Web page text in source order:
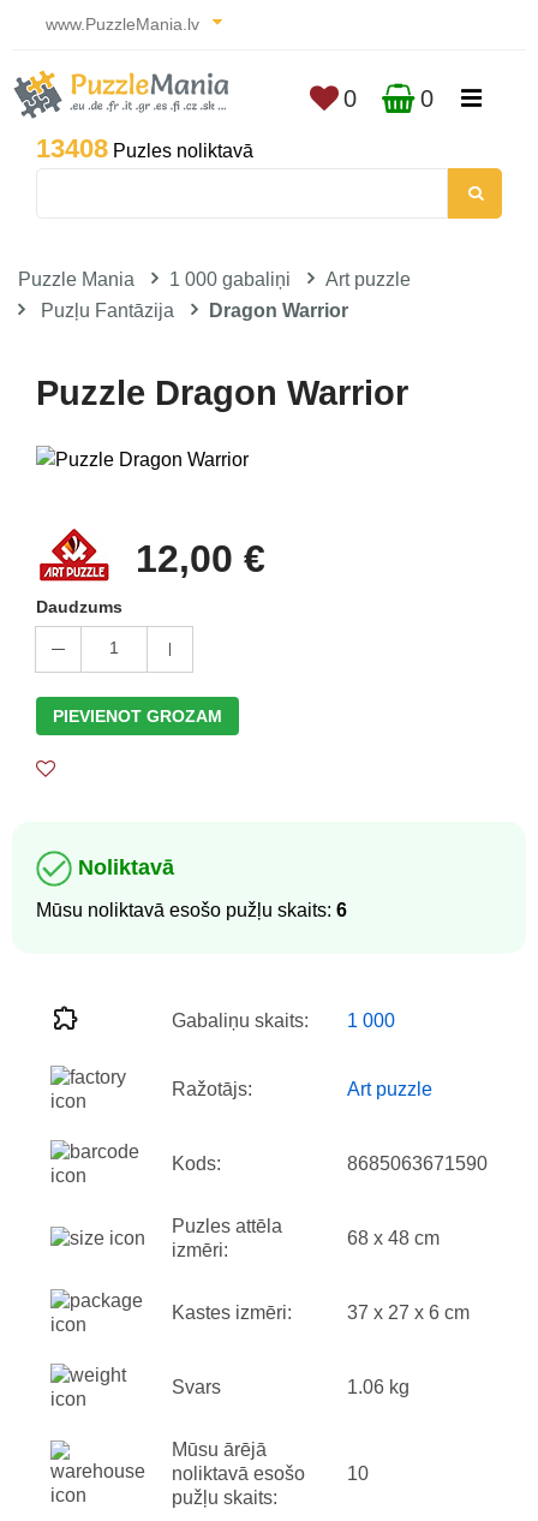
www.PuzzleMania.lv
13408 Puzles noliktavā
0 0
Puzzle Mania 1 000 gabaliņi
Art puzzle
Puzļu Fantāzija
Dragon Warrior
Puzzle Dragon Warrior
12,00 €
Daudzums
1
PIEVIENOT GROZAM
Noliktavā
Mūsu noliktavā esošo pužļu skaits: 6
Gabaliņu skaits: 1 000
Ražotājs: Art puzzle
Kods: 8685063671590
Puzles attēla
izmēri:
68 x 48 cm
Kastes izmēri: 37 x 27 x 6 cm
Svars 1.06 kg
Mūsu ārējā
noliktavā esošo
pužļu skaits:
10